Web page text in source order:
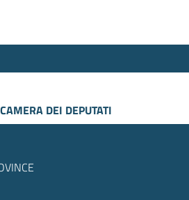
CAMERA DEI DEPUTATI